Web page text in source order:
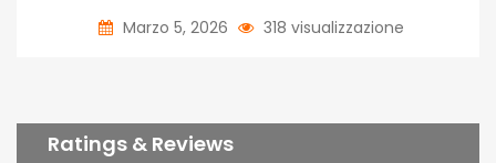
Marzo 5, 2026 318 visualizzazione
Ratings & Reviews